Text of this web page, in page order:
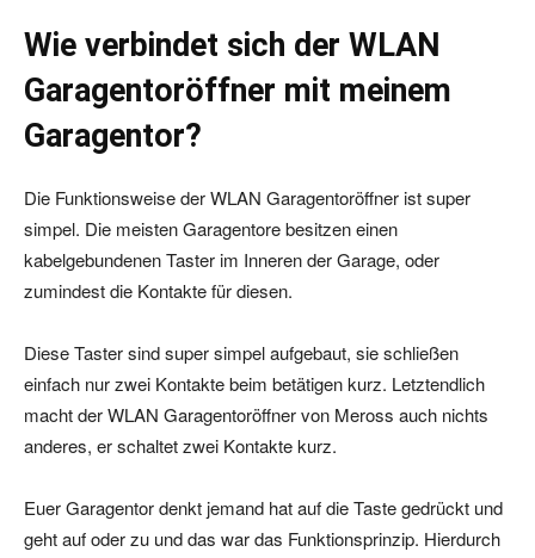
Wie verbindet sich der WLAN
Garagentoröffner mit meinem
Garagentor?
Die Funktionsweise der WLAN Garagentoröffner ist super
simpel. Die meisten Garagentore besitzen einen
kabelgebundenen Taster im Inneren der Garage, oder
zumindest die Kontakte für diesen.
Diese Taster sind super simpel aufgebaut, sie schließen
einfach nur zwei Kontakte beim betätigen kurz. Letztendlich
macht der WLAN Garagentoröffner von Meross auch nichts
anderes, er schaltet zwei Kontakte kurz.
Euer Garagentor denkt jemand hat auf die Taste gedrückt und
geht auf oder zu und das war das Funktionsprinzip. Hierdurch